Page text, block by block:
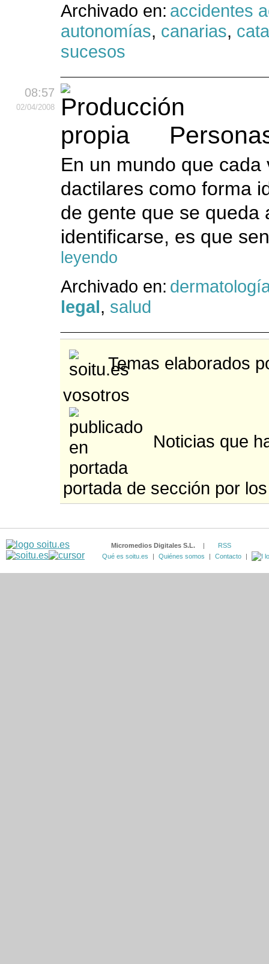
Archivado en: accidentes
autonomías, canarias,
sucesos
08:57
02/04/2008
En un mundo que
dactilares como forma
de gente que se queda
identificarse, es que
leyendo
Archivado en:
legal, salud
Temas elaborados
vosotros
Noticias que
portada de sección por
Micromedios Digitales S.L.
RSS
Qué es soitu.es
Quiénes somos Contacto